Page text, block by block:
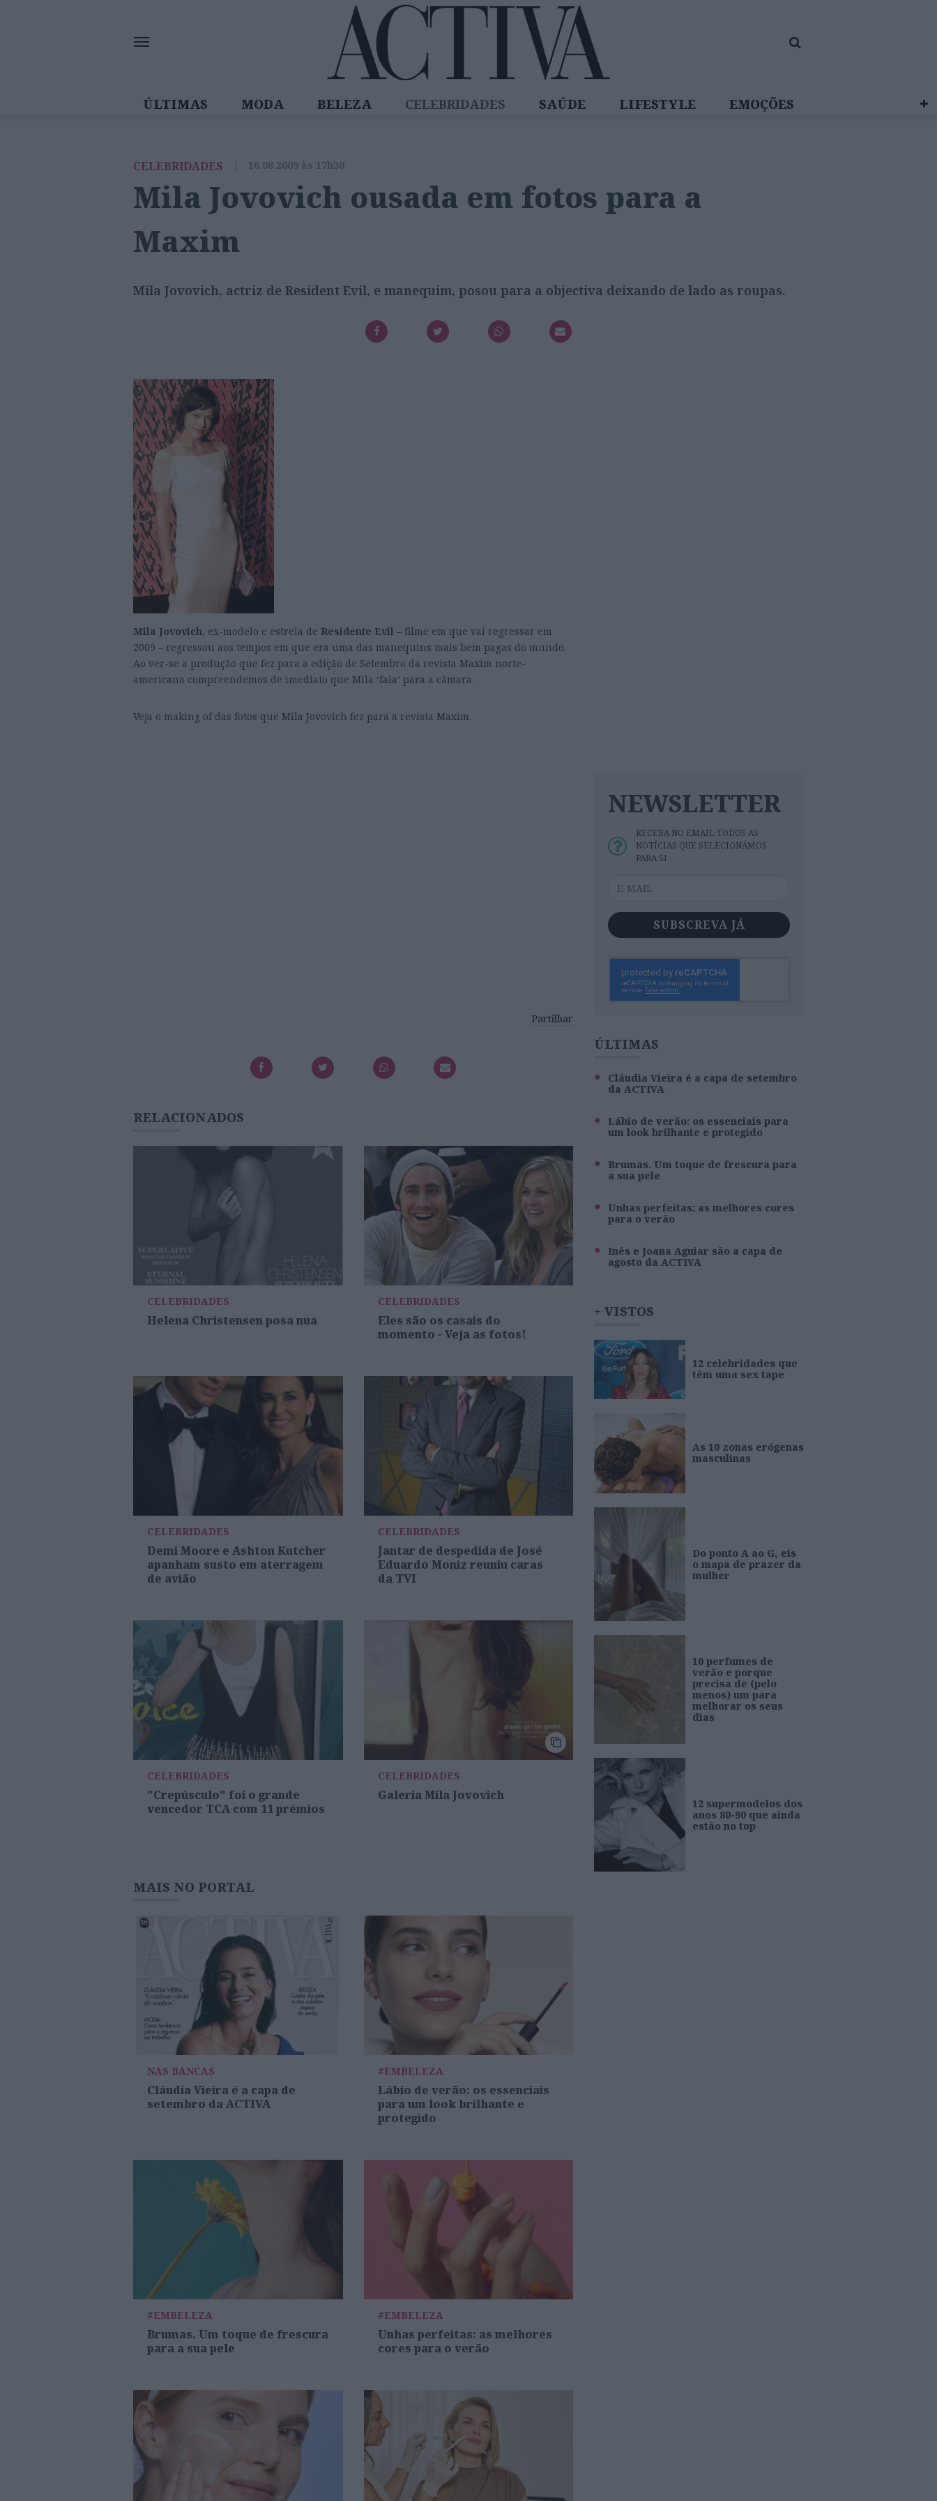
ÚLTIMAS MODA BELEZA CELEBRIDADES SAÚDE LIFESTYLE
EMOÇÕES
CELEBRIDADES | 16.08.2009 às 17h30
Mila Jovovich ousada em fotos para a
Maxim
Mila Jovovich, actriz de Resident Evil, e manequim, posou para a objectiva deixando de lado as roupas.
Mila Jovovich, ex-modelo e estrela de Residente Evil – filme em que vai regressar em
2009 – regressou aos tempos em que era uma das manequins mais bem pagas do mundo.
Ao ver-se a produção que fez para a edição de Setembro da revista Maxim norte-
americana compreendemos de imediato que Mila ‘fala’ para a câmara.
Veja o making of das fotos que Mila Jovovich fez para a revista Maxim.
Partilhar
RELACIONADOS
CELEBRIDADES
Helena Christensen posa nua
CELEBRIDADES
Eles são os casais do
momento - Veja as fotos!
CELEBRIDADES
Demi Moore e Ashton Kutcher
apanham susto em aterragem
de avião
CELEBRIDADES
Jantar de despedida de José
Eduardo Moniz reuniu caras
da TVI
CELEBRIDADES
"Crepúsculo" foi o grande
vencedor TCA com 11 prémios
CELEBRIDADES
Galeria Mila Jovovich
MAIS NO PORTAL
NAS BANCAS
Cláudia Vieira é a capa de
setembro da ACTIVA
#EMBELEZA
Lábio de verão: os essenciais
para um look brilhante e
protegido
#EMBELEZA
Brumas. Um toque de frescura
para a sua pele
#EMBELEZA
Unhas perfeitas: as melhores
cores para o verão
NEWSLETTER
RECEBA NO EMAIL TODOS AS
NOTÍCIAS QUE SELECIONÁMOS
PARA SI
SUBSCREVA JÁ
ÚLTIMAS
Cláudia Vieira é a capa de setembro
da ACTIVA
Lábio de verão: os essenciais para
um look brilhante e protegido
Brumas. Um toque de frescura para
a sua pele
Unhas perfeitas: as melhores cores
para o verão
Inês e Joana Aguiar são a capa de
agosto da ACTIVA
+ VISTOS
12 celebridades que
têm uma sex tape
As 10 zonas erógenas
masculinas
Do ponto A ao G, eis
o mapa de prazer da
mulher
10 perfumes de
verão e porque
precisa de (pelo
menos) um para
melhorar os seus
dias
12 supermodelos dos
anos 80-90 que ainda
estão no top